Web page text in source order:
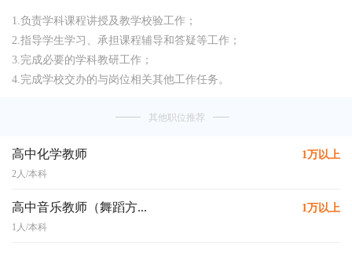
1.负责学科课程讲授及教学校验工作；
2.指导学生学习、承担课程辅导和答疑等工作；
3.完成必要的学科教研工作；
4.完成学校交办的与岗位相关其他工作任务。
其他职位推荐
高中化学教师 1万以上
2人/本科
高中音乐教师（舞蹈方... 1万以上
1人/本科